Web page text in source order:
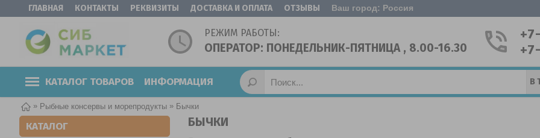
ГЛАВНАЯ КОНТАКТЫ РЕКВИЗИТЫ ДОСТАВКА И ОПЛАТА ОТЗЫВЫ Ваш город: Россия
РЕЖИМ РАБОТЫ:
ОПЕРАТОР: ПОНЕДЕЛЬНИК-ПЯТНИЦА , 8.00-16.30
КАТАЛОГ ТОВАРОВ ИНФОРМАЦИЯ В
» Рыбные консервы и морепродукты » Бычки
КАТАЛОГ БЫЧКИ